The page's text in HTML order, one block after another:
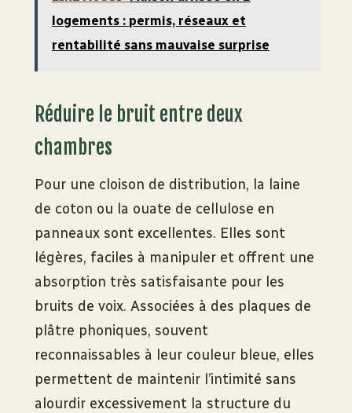
logements : permis, réseaux et
rentabilité sans mauvaise surprise
Réduire le bruit entre deux
chambres
Pour une cloison de distribution, la laine
de coton ou la ouate de cellulose en
panneaux sont excellentes. Elles sont
légères, faciles à manipuler et offrent une
absorption très satisfaisante pour les
bruits de voix. Associées à des plaques de
plâtre phoniques, souvent
reconnaissables à leur couleur bleue, elles
permettent de maintenir l’intimité sans
alourdir excessivement la structure du